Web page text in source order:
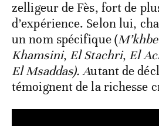
zelligeur de Fès, fort de
d’expérience. Selon lui,
un nom spécifique (
Khamsini, El Stachri, El
El Msaddas). Autant de
témoignent de la richesse